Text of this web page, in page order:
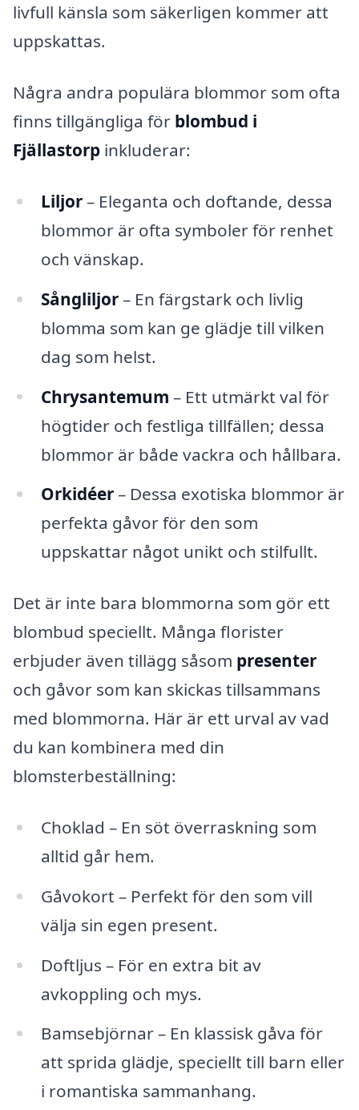
livfull känsla som säkerligen kommer att
uppskattas.
Några andra populära blommor som ofta
finns tillgängliga för blombud i
Fjällastorp inkluderar:
Liljor– Eleganta och doftande, dessa
blommor är ofta symboler för renhet
och vänskap.
Sångliljor– En färgstark och livlig
blomma som kan ge glädje till vilken
dag som helst.
Chrysantemum – Ett utmärkt val för
högtider och festliga tillfällen; dessa
blommor är både vackra och hållbara.
Orkidéer– Dessa exotiska blommor är
perfekta gåvor för den som
uppskattar något unikt och stilfullt.
Det är inte bara blommorna som gör ett
blombud speciellt. Många florister
erbjuder även tillägg såsom presenter
och gåvor som kan skickas tillsammans
med blommorna. Här är ett urval av vad
du kan kombinera med din
blomsterbeställning:
Choklad – En söt överraskning som
alltid går hem.
Gåvokort – Perfekt för den som vill
välja sin egen present.
Doftljus – För en extra bit av
avkoppling och mys.
Bamsebjörnar – En klassisk gåva för
att sprida glädje, speciellt till barn eller
i romantiska sammanhang.